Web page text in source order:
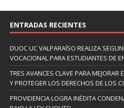
ENTRADAS RECIENTES
DUOC UC VALPARAÍSO REALIZA
VOCACIONAL PARA ESTUDIANTES DE
TRES AVANCES CLAVE PARA MEJORAR
Y PROTEGER LOS DERECHOS DE LOS
PROVIDENCIA LOGRA INÉDITA